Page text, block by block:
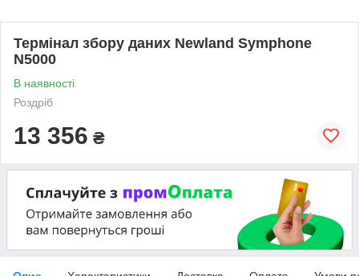
Термінал збору даних Newland Symphone
N5000
В наявності
Роздріб
13 356 ₴